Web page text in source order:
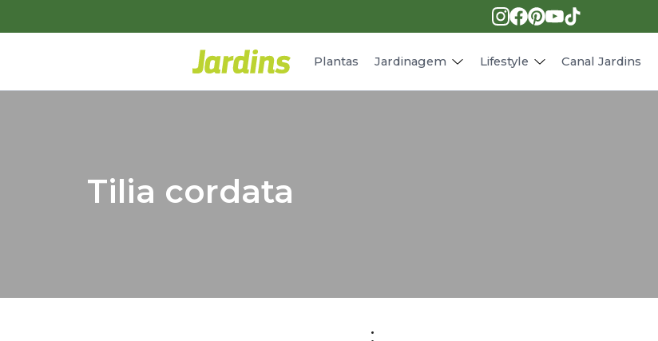
Plantas Jardinagem Lifestyle
Receitas
Canal Jardins
Tilia cordata